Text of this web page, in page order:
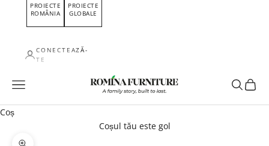
Romina Furniture
Meniu Caută
Coș
PROIECTE
ROMÂNIA
PROIECTE
GLOBALE
CONECTEAZĂ-
TE
Coș
Coșul tău este gol